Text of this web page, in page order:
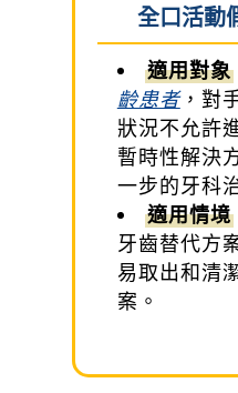
全口活動
適用對象
齡患者，對
狀況不允許
暫時性解決
一步的牙科
適用情境
牙齒替代方
易取出和清
案。